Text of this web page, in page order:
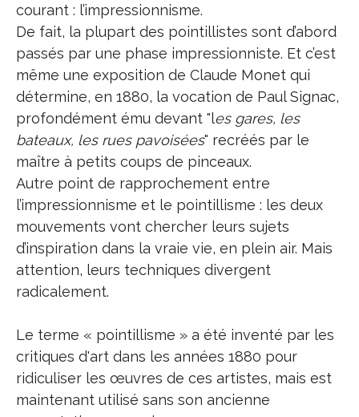
courant : l’impressionnisme.
De fait, la plupart des pointillistes sont d’abord
passés par une phase impressionniste. Et c’est
même une exposition de Claude Monet qui
détermine, en 1880, la vocation de Paul Signac,
profondément ému devant "les gares, les
bateaux, les rues pavoisées" recréés par le
maître à petits coups de pinceaux.
Autre point de rapprochement entre
l’impressionnisme et le pointillisme : les deux
mouvements vont chercher leurs sujets
d’inspiration dans la vraie vie, en plein air. Mais
attention, leurs techniques divergent
radicalement.
Le terme « pointillisme » a été inventé par les
critiques d'art dans les années 1880 pour
ridiculiser les œuvres de ces artistes, mais est
maintenant utilisé sans son ancienne